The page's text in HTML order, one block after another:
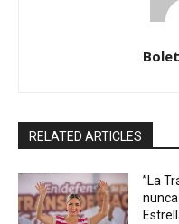
RELATED ARTICLES
”La